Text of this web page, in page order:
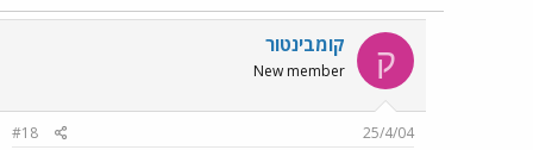
ק קומבינטור
New member
25/4/04
#18